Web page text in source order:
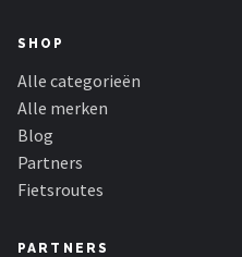
SHOP
Alle categorieën
Alle merken
Blog
Partners
Fietsroutes
PARTNERS